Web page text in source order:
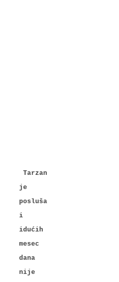
Tarzan
je
posluša
i
idućih
mesec
dana
nije